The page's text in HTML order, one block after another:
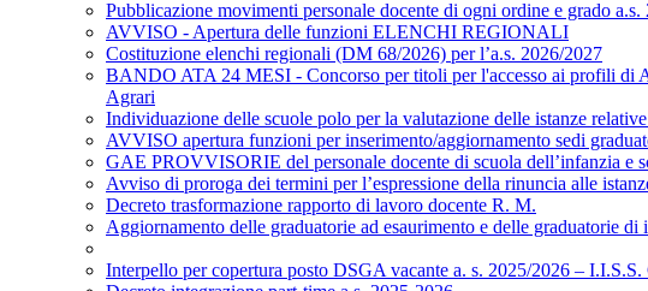
Pubblicazione movimenti personale docente di ogni ordine e grado a.s.
AVVISO - Apertura delle funzioni ELENCHI REGIONALI
Costituzione elenchi regionali (DM 68/2026) per l’a.s. 2026/2027
BANDO ATA 24 MESI - Concorso per titoli per l'accesso ai profili di
Agrari
Individuazione delle scuole polo per la valutazione delle istanze
AVVISO apertura funzioni per inserimento/aggiornamento sedi
GAE PROVVISORIE del personale docente di scuola dell’infanzia e
Avviso di proroga dei termini per l’espressione della rinuncia alle
Decreto trasformazione rapporto di lavoro docente R. M.
Aggiornamento delle graduatorie ad esaurimento e delle graduatorie
Interpello per copertura posto DSGA vacante a. s. 2025/2026 –